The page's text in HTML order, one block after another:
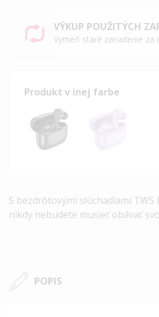
VÝKUP POUŽITÝCH
Vymeň staré zariadenie za
Produkt v inej farbe
S bezdrôtovými slúchadlami TWS
nikdy nebudete musieť obávať
POPIS